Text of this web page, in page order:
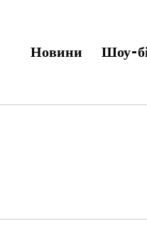
Новини Шоу-